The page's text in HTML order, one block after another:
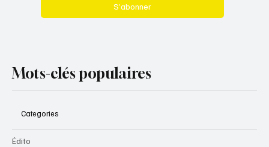
S’abonner
Mots-clés populaires
Categories
Édito